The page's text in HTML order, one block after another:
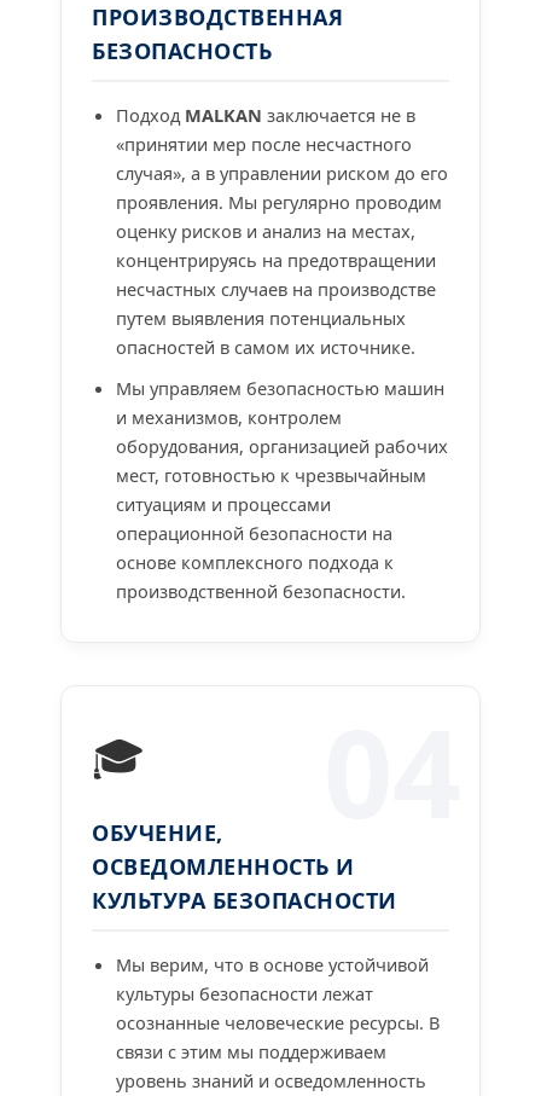
ПРОИЗВОДСТВЕННАЯ
БЕЗОПАСНОСТЬ
Подход MALKAN заключается не в
«принятии мер после несчастного
случая», а в управлении риском до его
проявления. Мы регулярно проводим
оценку рисков и анализ на местах,
концентрируясь на предотвращении
несчастных случаев на производстве
путем выявления потенциальных
опасностей в самом их источнике.
Мы управляем безопасностью машин
и механизмов, контролем
оборудования, организацией рабочих
мест, готовностью к чрезвычайным
ситуациям и процессами
операционной безопасности на
основе комплексного подхода к
производственной безопасности.
🎓
ОБУЧЕНИЕ,
ОСВЕДОМЛЕННОСТЬ И
КУЛЬТУРА БЕЗОПАСНОСТИ
Мы верим, что в основе устойчивой
культуры безопасности лежат
осознанные человеческие ресурсы. В
связи с этим мы поддерживаем
уровень знаний и осведомленность